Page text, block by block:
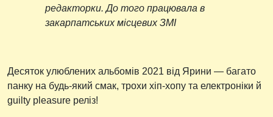
редакторки. До того працювала в
закарпатських місцевих ЗМІ
Десяток улюблених альбомів 2021 від Ярини — багато
панку на будь-який смак, трохи хіп-хопу та електроніки й
guilty pleasure реліз!